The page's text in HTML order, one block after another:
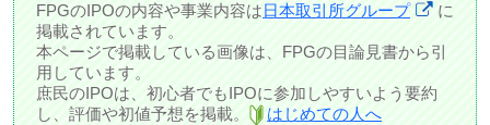
FPGのIPOの内容や事業内容は日本取引所グループ
に
掲載されています。
本ページで掲載している画像は、FPGの目論見書から引
用しています。
庶民のIPOは、初心者でもIPOに参加しやすいよう要約
し、評価や初値予想を掲載。
はじめての人へ